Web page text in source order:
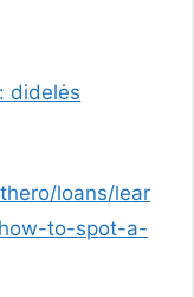
didelės
loans/lear
to-spot-a-